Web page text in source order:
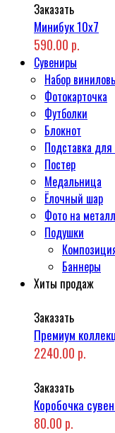
Заказать
Минибук 10х7
590.00 р.
Сувениры
Набор
Фотокарточка
Футболки
Блокнот
Подставка
Постер
Медальница
Ёлочный шар
Фото на
Подушки
Баннеры
Хиты продаж
Заказать
Премиум
2240.00 р.
Заказать
Коробочка
80.00 р.